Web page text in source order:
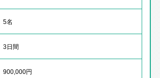
5名
3日間
900,000円